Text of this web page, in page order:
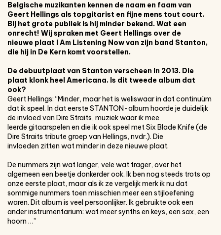
Belgische muzikanten kennen de naam en faam van
Geert Hellings als topgitarist en fijne mens tout court.
Bij het grote publiek is hij minder bekend. Wat een
onrecht! Wij spraken met Geert Hellings over de
nieuwe plaat I Am Listening Now van zijn band Stanton,
die hij in De Kern komt voorstellen.
De debuutplaat van Stanton verscheen in 2013. Die
plaat klonk heel Americana. Is dit tweede album dat
ook?
Geert Hellings: “Minder, maar het is weliswaar in dat continuüm
dat ik speel. In dat eerste STANTON-album hoorde je duidelijk
de invloed van Dire Straits, muziek waar ik mee
leerde gitaarspelen en die ik ook speel met Six Blade Knife (de
Dire Straits tribute groep van Hellings, nvdr.). Die
invloeden zitten wat minder in deze nieuwe plaat.
De nummers zijn wat langer, vele wat trager, over het
algemeen een beetje donkerder ook. Ik ben nog steeds trots op
onze eerste plaat, maar als ik ze vergelijk merk ik nu dat
sommige nummers toen misschien meer een stijloefening
waren. Dit album is veel persoonlijker. Ik gebruikte ook een
ander instrumentarium: wat meer synths en keys, een sax, een
hoorn …”